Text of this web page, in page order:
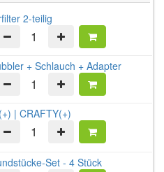
2-teilig
+ Schlauch + Adapter
| CRAFTY(+)
Set - 4 Stück